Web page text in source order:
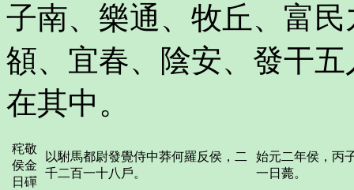
子南、樂通、牧丘、富
頟、宜春、陰安、發干
在其中。
秺敬
侯金
日磾
以駙馬都尉發覺侍中莽何羅反侯，二
千二百一十八戶。
始元二年侯，丙
一日薨。